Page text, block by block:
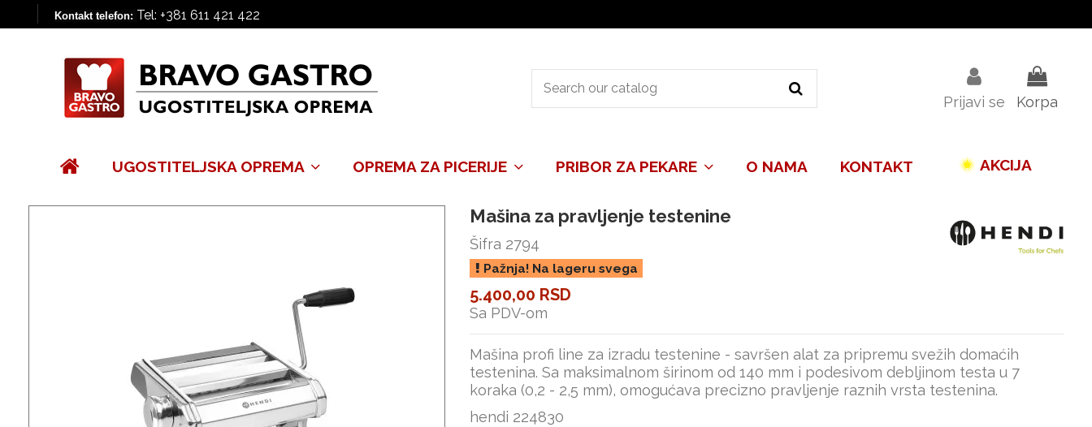
Kontakt telefon: Tel: +381 611 421 422
Prijavi se Korpa
UGOSTITELJSKA OPREMA OPREMA ZA PICERIJE PRIBOR ZA PEKARE O NAMA KONTAKT AKCIJA
Mašina za pravljenje testenine
Šifra 2794
Pažnja! Na lageru svega
5.400,00 RSD
Sa PDV-om
Mašina profi line za izradu testenine - savršen alat za pripremu svežih domaćih
testenina. Sa maksimalnom širinom od 140 mm i podesivom debljinom testa u 7
koraka (0,2 - 2,5 mm), omogućava precizno pravljenje raznih vrsta testenina.
hendi 224830